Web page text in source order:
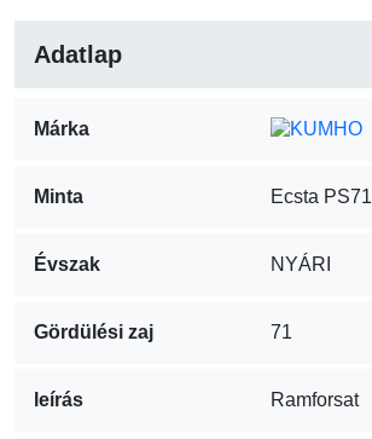
Adatlap
Márka
Minta Ecsta PS71
Évszak NYÁRI
Gördülési zaj 71
leírás Ramforsat